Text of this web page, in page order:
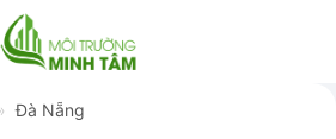
Đà Nẵng